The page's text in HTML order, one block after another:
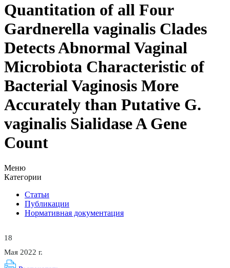
Quantitation of all Four
Gardnerella vaginalis Clades
Detects Abnormal Vaginal
Microbiota Characteristic of
Bacterial Vaginosis More
Accurately than Putative G.
vaginalis Sialidase A Gene
Count
Меню
Категории
Статьи
Публикации
Нормативная документация
18
Мая 2022 г.